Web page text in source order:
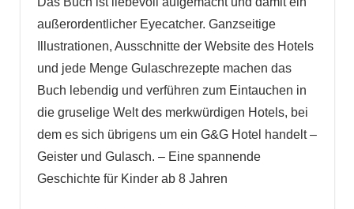
außerordentlicher Eyecatcher. Ganzseitige
Illustrationen, Ausschnitte der Website des Hotels
und jede Menge Gulaschrezepte machen das
Buch lebendig und verführen zum Eintauchen in
die gruselige Welt des merkwürdigen Hotels, bei
dem es sich übrigens um ein G&G Hotel handelt –
Geister und Gulasch. – Eine spannende
Geschichte für Kinder ab 8 Jahren